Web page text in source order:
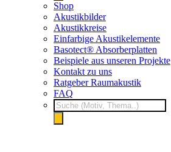
Shop
Akustikbilder
Akustikkreise
Einfarbige Akustikelemente
Basotect® Absorberplatten
Beispiele aus unseren Projekte
Kontakt zu uns
Ratgeber Raumakustik
FAQ
Products
search